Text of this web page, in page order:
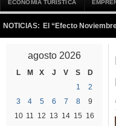
ECONOMÍA TURÍSTICA
NOTICIAS: El “Efecto
agosto 2026
L M X J V S
D
1
2
3
4 5 6 7 8
9
10 11 12 13 14 15 16